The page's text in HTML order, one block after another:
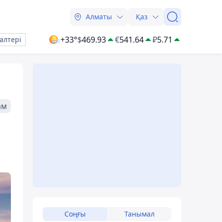
Алматы Қаз
+33°$469.93 €541.64 ₽5.71
Соңғы Танымал